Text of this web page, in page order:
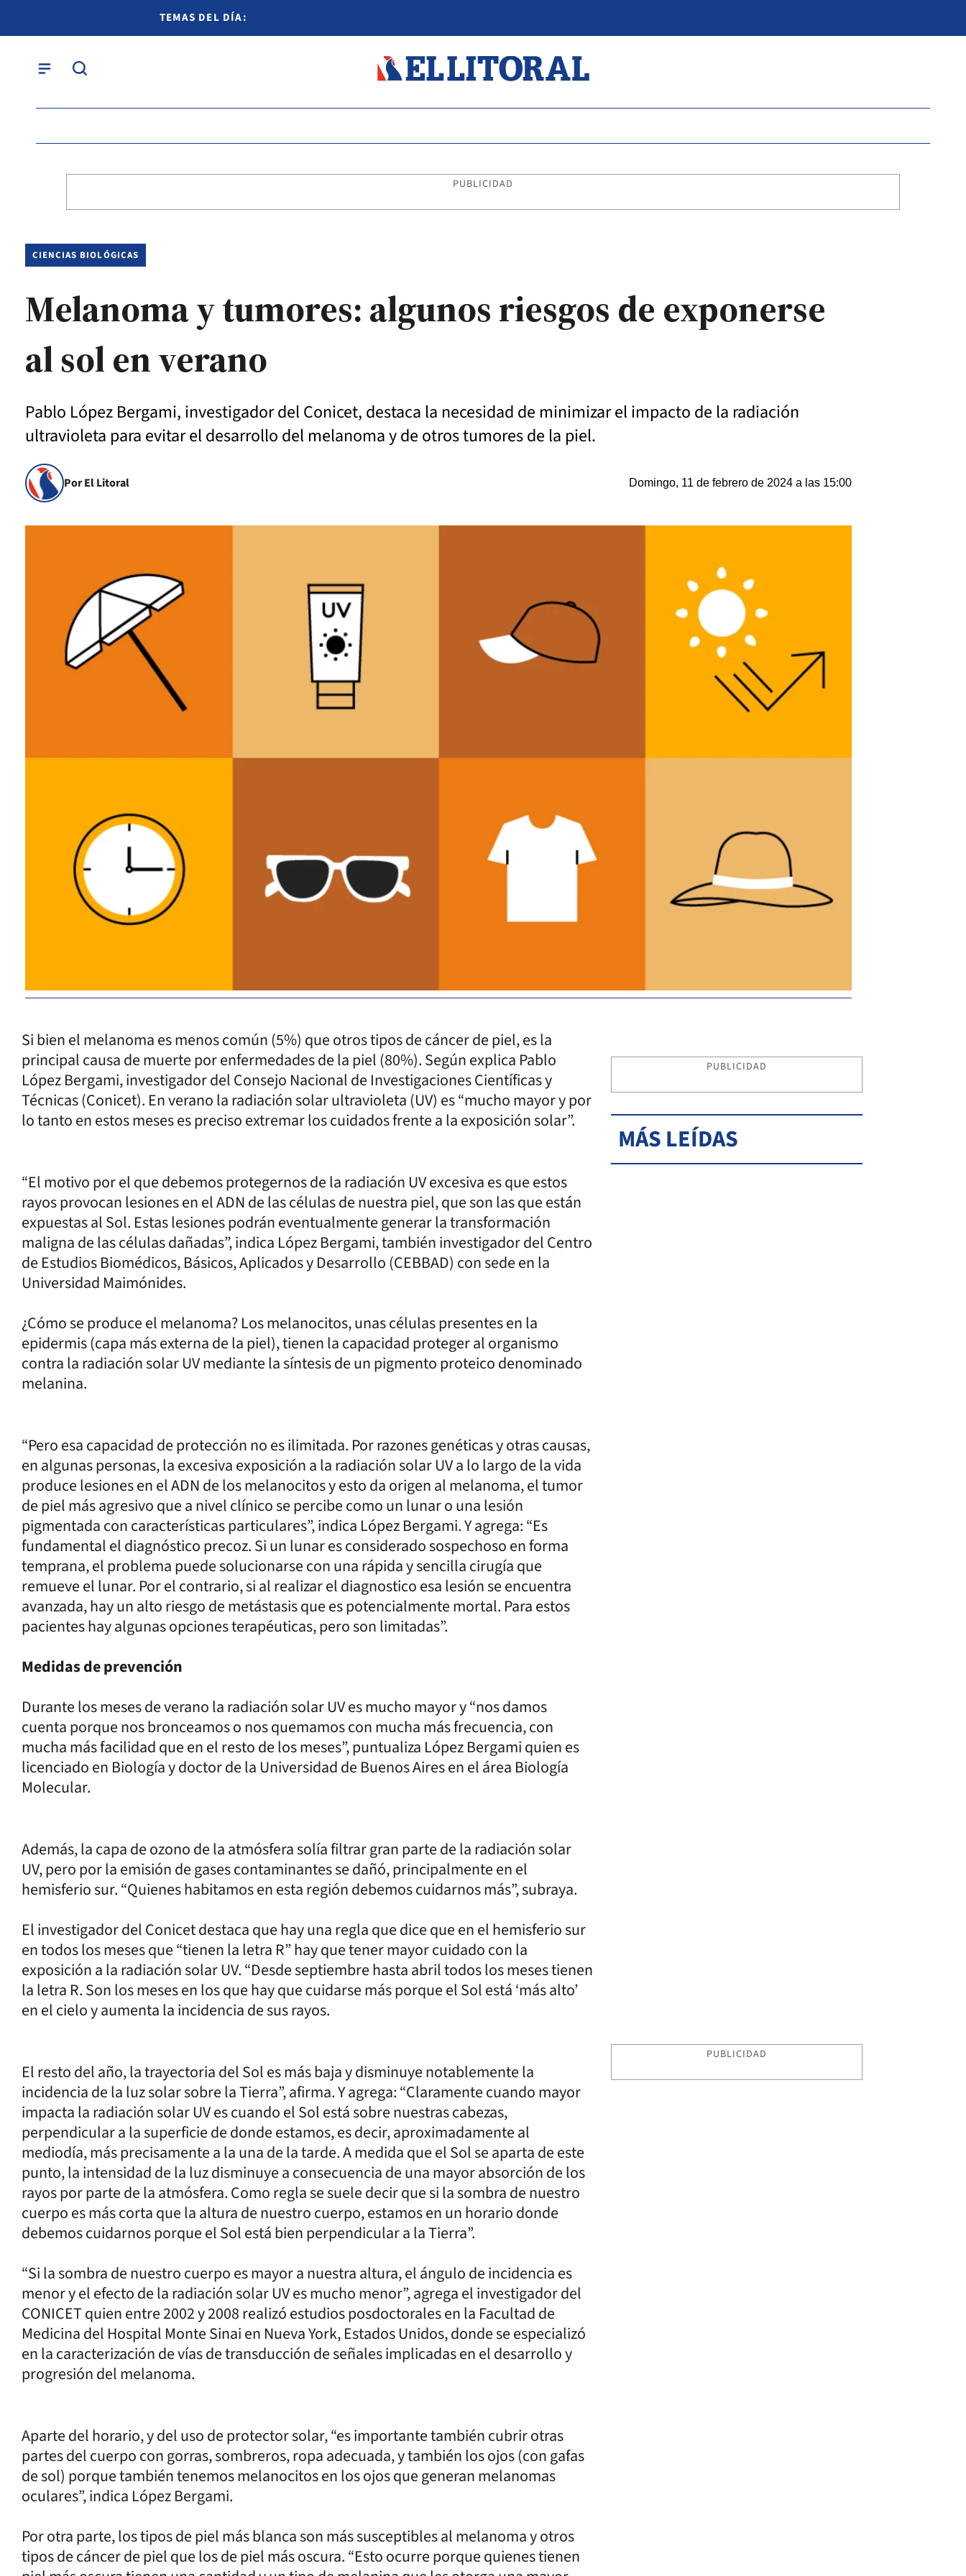
TEMAS DEL DÍA:
PUBLICIDAD
CIENCIAS BIOLÓGICAS
Melanoma y tumores: algunos riesgos de exponerse
al sol en verano
Pablo López Bergami, investigador del Conicet, destaca la necesidad de minimizar el impacto de la radiación
ultravioleta para evitar el desarrollo del melanoma y de otros tumores de la piel.
Por El Litoral Domingo, 11 de febrero de 2024 a las 15:00
Si bien el melanoma es menos común (5%) que otros tipos de cáncer de piel, es la
principal causa de muerte por enfermedades de la piel (80%). Según explica Pablo
López Bergami, investigador del Consejo Nacional de Investigaciones Científicas y
Técnicas (Conicet). En verano la radiación solar ultravioleta (UV) es “mucho mayor y por
lo tanto en estos meses es preciso extremar los cuidados frente a la exposición solar”.
“El motivo por el que debemos protegernos de la radiación UV excesiva es que estos
rayos provocan lesiones en el ADN de las células de nuestra piel, que son las que están
expuestas al Sol. Estas lesiones podrán eventualmente generar la transformación
maligna de las células dañadas”, indica López Bergami, también investigador del Centro
de Estudios Biomédicos, Básicos, Aplicados y Desarrollo (CEBBAD) con sede en la
Universidad Maimónides.
¿Cómo se produce el melanoma? Los melanocitos, unas células presentes en la
epidermis (capa más externa de la piel), tienen la capacidad proteger al organismo
contra la radiación solar UV mediante la síntesis de un pigmento proteico denominado
melanina.
“Pero esa capacidad de protección no es ilimitada. Por razones genéticas y otras causas,
en algunas personas, la excesiva exposición a la radiación solar UV a lo largo de la vida
produce lesiones en el ADN de los melanocitos y esto da origen al melanoma, el tumor
de piel más agresivo que a nivel clínico se percibe como un lunar o una lesión
pigmentada con características particulares”, indica López Bergami. Y agrega: “Es
fundamental el diagnóstico precoz. Si un lunar es considerado sospechoso en forma
temprana, el problema puede solucionarse con una rápida y sencilla cirugía que
remueve el lunar. Por el contrario, si al realizar el diagnostico esa lesión se encuentra
avanzada, hay un alto riesgo de metástasis que es potencialmente mortal. Para estos
pacientes hay algunas opciones terapéuticas, pero son limitadas”.
Medidas de prevención
Durante los meses de verano la radiación solar UV es mucho mayor y “nos damos
cuenta porque nos bronceamos o nos quemamos con mucha más frecuencia, con
mucha más facilidad que en el resto de los meses”, puntualiza López Bergami quien es
licenciado en Biología y doctor de la Universidad de Buenos Aires en el área Biología
Molecular.
Además, la capa de ozono de la atmósfera solía filtrar gran parte de la radiación solar
UV, pero por la emisión de gases contaminantes se dañó, principalmente en el
hemisferio sur. “Quienes habitamos en esta región debemos cuidarnos más”, subraya.
El investigador del Conicet destaca que hay una regla que dice que en el hemisferio sur
en todos los meses que “tienen la letra R” hay que tener mayor cuidado con la
exposición a la radiación solar UV. “Desde septiembre hasta abril todos los meses tienen
la letra R. Son los meses en los que hay que cuidarse más porque el Sol está ‘más alto’
en el cielo y aumenta la incidencia de sus rayos.
El resto del año, la trayectoria del Sol es más baja y disminuye notablemente la
incidencia de la luz solar sobre la Tierra”, afirma. Y agrega: “Claramente cuando mayor
impacta la radiación solar UV es cuando el Sol está sobre nuestras cabezas,
perpendicular a la superficie de donde estamos, es decir, aproximadamente al
mediodía, más precisamente a la una de la tarde. A medida que el Sol se aparta de este
punto, la intensidad de la luz disminuye a consecuencia de una mayor absorción de los
rayos por parte de la atmósfera. Como regla se suele decir que si la sombra de nuestro
cuerpo es más corta que la altura de nuestro cuerpo, estamos en un horario donde
debemos cuidarnos porque el Sol está bien perpendicular a la Tierra”.
“Si la sombra de nuestro cuerpo es mayor a nuestra altura, el ángulo de incidencia es
menor y el efecto de la radiación solar UV es mucho menor”, agrega el investigador del
CONICET quien entre 2002 y 2008 realizó estudios posdoctorales en la Facultad de
Medicina del Hospital Monte Sinai en Nueva York, Estados Unidos, donde se especializó
en la caracterización de vías de transducción de señales implicadas en el desarrollo y
progresión del melanoma.
Aparte del horario, y del uso de protector solar, “es importante también cubrir otras
partes del cuerpo con gorras, sombreros, ropa adecuada, y también los ojos (con gafas
de sol) porque también tenemos melanocitos en los ojos que generan melanomas
oculares”, indica López Bergami.
Por otra parte, los tipos de piel más blanca son más susceptibles al melanoma y otros
tipos de cáncer de piel que los de piel más oscura. “Esto ocurre porque quienes tienen
PUBLICIDAD
MÁS LEÍDAS
PUBLICIDAD